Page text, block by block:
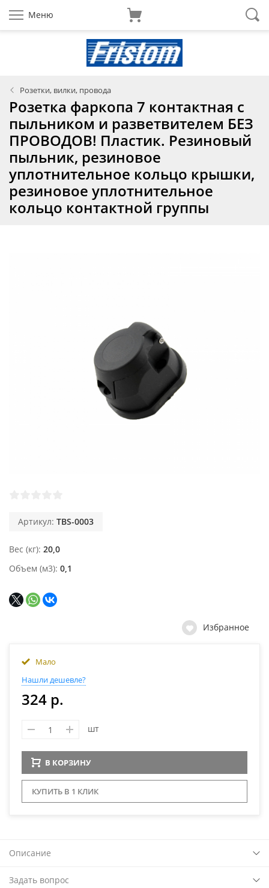
Меню
Розетки, вилки, провода
Розетка фаркопа 7 контактная с
пыльником и разветвителем БЕЗ
ПРОВОДОВ! Пластик. Резиновый
пыльник, резиновое
уплотнительное кольцо крышки,
резиновое уплотнительное
кольцо контактной группы
Артикул: TBS-0003
Вес (кг) 20,0
Объем (м3) 0,1
Избранное
Мало
Нашли дешевле?
324 р.
шт
В КОРЗИНУ
КУПИТЬ В 1 КЛИК
Описание
Задать вопрос